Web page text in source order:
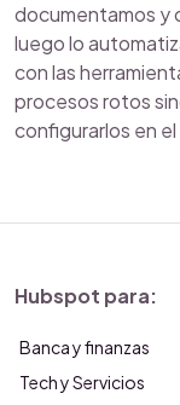
documentamos y
luego lo
con las
procesos rotos
configurarlos en
Hubspot para:
Banca y finanzas
Tech y Servicios